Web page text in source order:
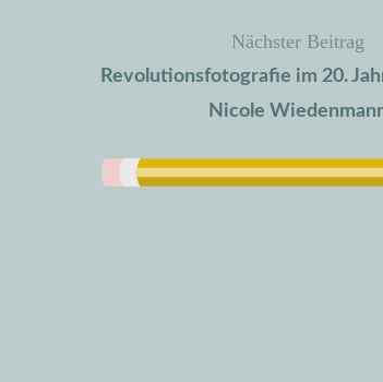
Nächster Beitrag
Revolutionsfotografie im 20.
Nicole